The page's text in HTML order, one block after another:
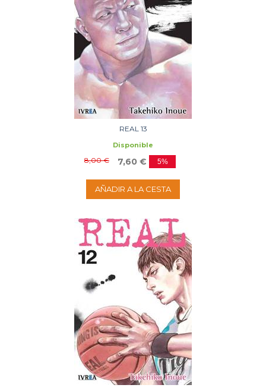
REAL 13
Disponible
8,00 € 7,60 € 5%
AÑADIR A LA CESTA